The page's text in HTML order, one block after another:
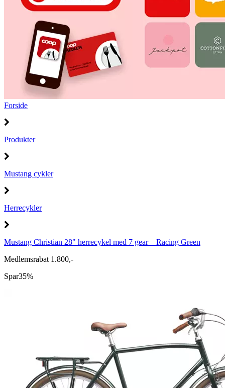
Forside
Produkter
Mustang cykler
Herrecykler
Mustang Christian 28" herrecykel med 7 gear – Racing Green
Medlemsrabat 1.800,-
Spar35%